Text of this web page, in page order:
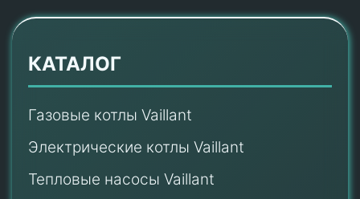
КАТАЛОГ
Газовые котлы Vaillant
Электрические котлы Vaillant
Тепловые насосы Vaillant